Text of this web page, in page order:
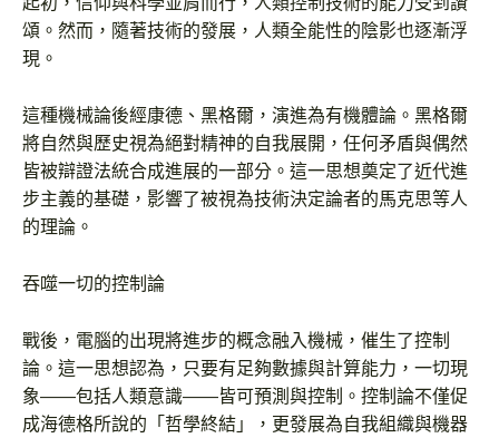
頌。然而，隨著技術的發展，人類全能性的陰影也逐漸浮
現。
這種機械論後經康德、黑格爾，演進為有機體論。黑格爾
將自然與歷史視為絕對精神的自我展開，任何矛盾與偶然
皆被辯證法統合成進展的一部分。這一思想奠定了近代進
步主義的基礎，影響了被視為技術決定論者的馬克思等人
的理論。
吞噬一切的控制論
戰後，電腦的出現將進步的概念融入機械，催生了控制
論。這一思想認為，只要有足夠數據與計算能力，一切現
象——包括人類意識——皆可預測與控制。控制論不僅促
成海德格所說的「哲學終結」，更發展為自我組織與機器